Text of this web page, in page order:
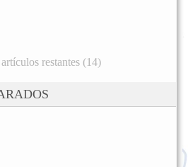
restantes (14)